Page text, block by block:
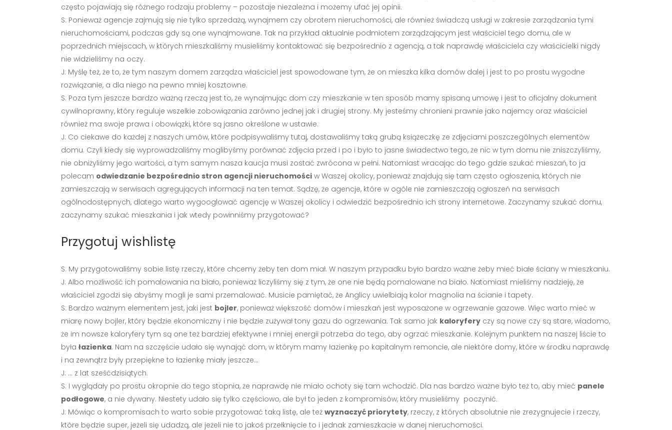
często pojawiają się różnego rodzaju problemy – pozostaje niezależna i możemy ufać jej opinii.
S: Ponieważ agencje zajmują się nie tylko sprzedażą, wynajmem czy obrotem nieruchomości, ale również świadczą usługi w zakresie zarządzania tymi
nieruchomościami, podczas gdy są one wynajmowane. Tak na przykład aktualnie podmiotem zarządzającym jest właściciel tego domu, ale w
poprzednich miejscach, w których mieszkaliśmy musieliśmy kontaktować się bezpośrednio z agencją, a tak naprawdę właściciela czy właścicielki nigdy
nie widzieliśmy na oczy.
J: Myślę też, że to, że tym naszym domem zarządza właściciel jest spowodowane tym, że on mieszka kilka domów dalej i jest to po prostu wygodne
rozwiązanie, a dla niego na pewno mniej kosztowne.
S: Poza tym jeszcze bardzo ważną rzeczą jest to, że wynajmując dom czy mieszkanie w ten sposób mamy spisaną umowę i jest to oficjalny dokument
cywilnoprawny, który reguluje wszelkie zobowiązania zarówno jednej jak i drugiej strony. My jesteśmy chronieni prawnie jako najemcy oraz właściciel
również ma swoje prawa i obowiązki, które są jasno określone w ustawie.
J: Co ciekawe do każdej z naszych umów, które podpisywaliśmy tutaj, dostawaliśmy taką grubą książeczkę ze zdjęciami poszczególnych elementów
domu. Czyli kiedy się wyprowadzaliśmy moglibyśmy porównać zdjęcia przed i po i było to jasne świadectwo tego, że nic w tym domu nie zniszczyliśmy,
nie obniżyliśmy jego wartości, a tym samym nasza kaucja musi zostać zwrócona w pełni. Natomiast wracając do tego gdzie szukać mieszań, to ja
polecam odwiedzanie bezpośrednio stron agencji nieruchomości w Waszej okolicy, ponieważ znajdują się tam często ogłoszenia, których nie
zamieszczają w serwisach agregujących informacji na ten temat. Sądzę, że agencje, które w ogóle nie zamieszczają ogłoszeń na serwisach
ogólnodostępnych, dlatego warto wygooglować agencję w Waszej okolicy i odwiedzić bezpośrednio ich strony internetowe. Zaczynamy szukać domu,
zaczynamy szukać mieszkania i jak wtedy powinniśmy przygotować?
Przygotuj wishlistę
S: My przygotowaliśmy sobie listę rzeczy, które chcemy żeby ten dom miał. W naszym przypadku było bardzo ważne żeby mieć białe ściany w mieszkaniu.
J: Albo możliwość ich pomalowania na biało, ponieważ liczyliśmy się z tym, że one nie będą pomalowane na biało. Natomiast mieliśmy nadzieję, że
właściciel zgodzi się abyśmy mogli je sami przemalować. Musicie pamiętać, że Anglicy uwielbiają kolor magnolia na ścianie i tapety.
S: Bardzo ważnym elementem jest, jaki jest bojler, ponieważ większość domów i mieszkań jest wyposażone w ogrzewanie gazowe. Więc warto mieć w
miarę nowy bojler, który będzie ekonomiczny i nie będzie zużywał tony gazu do ogrzewania. Tak samo jak kaloryfery czy są nowe czy są stare, wiadomo,
że im nowsze kaloryfery tym są one też bardziej efektywne i mniej energii potrzeba do tego, aby ogrzać mieszkanie. Kolejnym punktem na naszej liście to
była łazienka. Nam na szczęście udało się wynająć dom, w którym mamy łazienkę po kapitalnym remoncie, ale niektóre domy, które w środku naprawdę
i na zewnątrz były przepiękne to łazienkę miały jeszcze…
J: … z lat sześćdzisiątych.
S: I wyglądały po prostu okropnie do tego stopnia, że naprawdę nie miało ochoty się tam wchodzić. Dla nas bardzo ważne było też to, aby mieć panele
podłogowe, a nie dywany. Niestety udało się tylko częściowo, ale był to jeden z kompromisów, który musieliśmy poczynić.
J: Mówiąc o kompromisach to warto sobie przygotować taką listę, ale też wyznaczyć priorytety, rzeczy, z których absolutnie nie zrezygnujecie i rzeczy,
które będzie super, jeżeli się udadzą, ale jeżeli nie to jakoś przełknięcie to i jednak zamieszkacie w danej nieruchomości.